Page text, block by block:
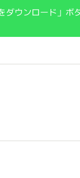
ダウンロード」ボ